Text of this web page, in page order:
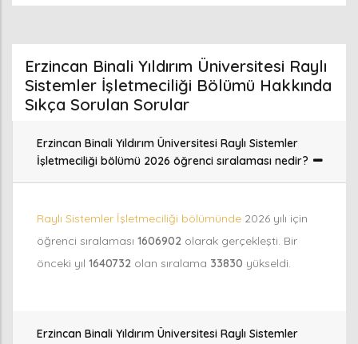
Erzincan Binali Yıldırım Üniversitesi Raylı
Sistemler İşletmeciliği Bölümü Hakkında
Sıkça Sorulan Sorular
Erzincan Binali Yıldırım Üniversitesi Raylı Sistemler
İşletmeciliği bölümü 2026 öğrenci sıralaması nedir?
Raylı Sistemler İşletmeciliği bölümünde 2026 yılı için
öğrenci sıralaması 1606902 olarak gerçekleşti. Bir
önceki yıl 1640732 olan sıralama 33830 yükseldi.
Erzincan Binali Yıldırım Üniversitesi Raylı Sistemler